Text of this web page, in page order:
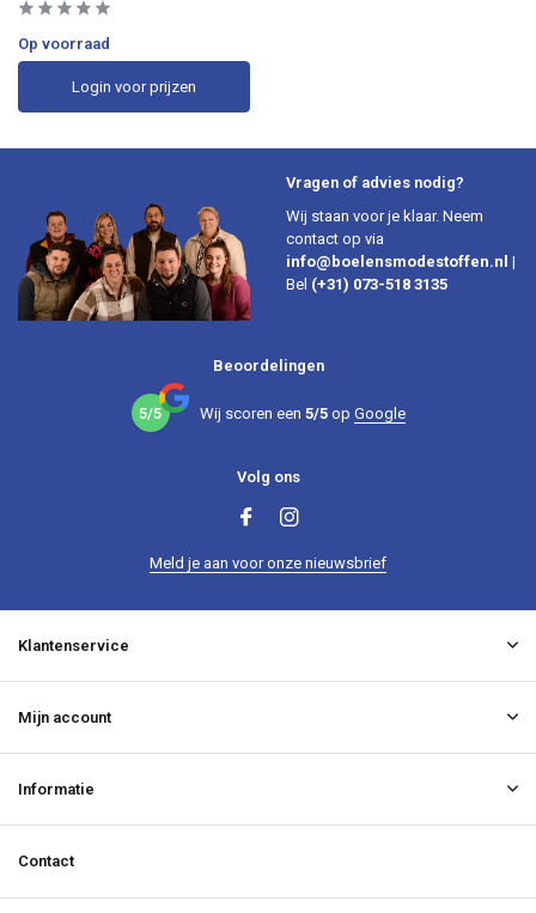
Op voorraad
Login voor prijzen
Vragen of advies nodig?
Wij staan voor je klaar. Neem
contact op via
info@boelensmodestoffen.nl |
Bel (+31) 073-518 3135
Beoordelingen
5/5 Wij scoren een 5/5op Google
Volg ons
Meld je aan voor onze nieuwsbrief
Klantenservice
Mijn account
Informatie
Contact